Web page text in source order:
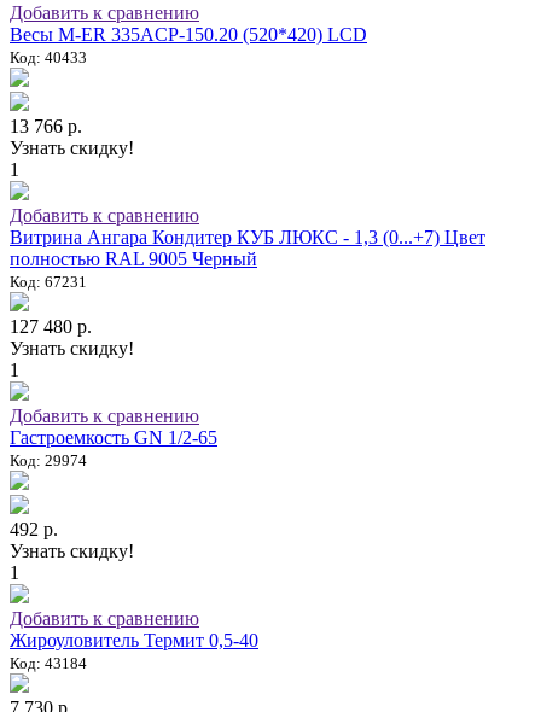
Добавить к сравнению
Весы M-ER 335ACP-150.20 (520*420) LCD
Код: 40433
13 766 р.
Узнать скидку!
1
Добавить к сравнению
Витрина Ангара Кондитер КУБ ЛЮКС - 1,3 (0...+7) Цвет
полностью RAL 9005 Черный
Код: 67231
127 480 р.
Узнать скидку!
1
Добавить к сравнению
Гастроемкость GN 1/2-65
Код: 29974
492 р.
Узнать скидку!
1
Добавить к сравнению
Жироуловитель Термит 0,5-40
Код: 43184
7 730 р.